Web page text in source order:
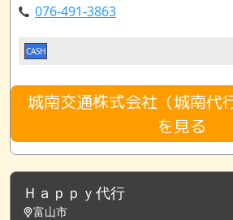
076-491-3863
CASH
城南交通株式会社（城南代
を見る
Ｈａｐｐｙ代行
富山市